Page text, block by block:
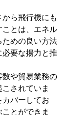
ら飛行機にも
とは、エネル
めの良い方法
要な揚力と推
や貿易業務の
されていま
バーしてお
とができま